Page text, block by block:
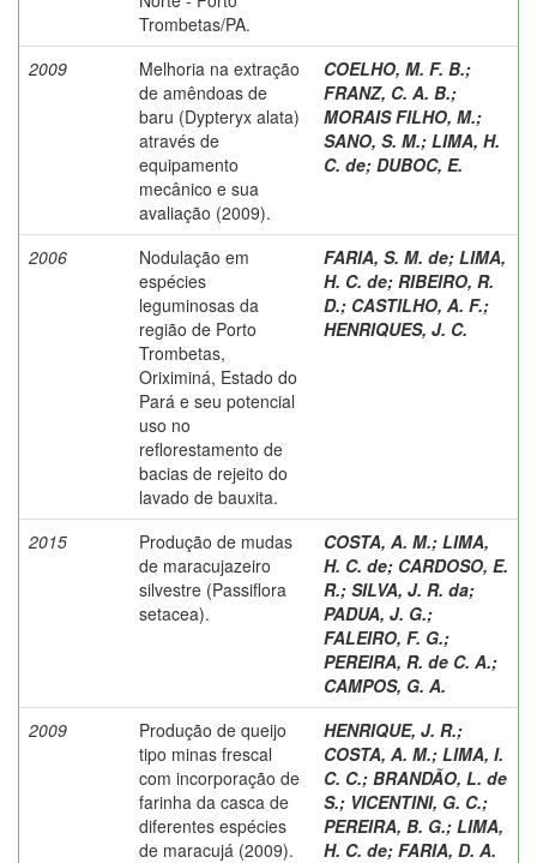
Trombetas/PA.
2009
Melhoria na extração
de amêndoas de
baru (Dypteryx alata)
através de
equipamento
mecânico e sua
avaliação (2009).
COELHO, M. F. B.;
FRANZ, C. A. B.;
MORAIS FILHO, M.;
SANO, S. M.; LIMA, H.
C. de; DUBOC, E.
2006
Nodulação em
espécies
leguminosas da
região de Porto
Trombetas,
Oriximiná, Estado do
Pará e seu potencial
uso no
reflorestamento de
bacias de rejeito do
lavado de bauxita.
FARIA, S. M. de; LIMA,
H. C. de; RIBEIRO, R.
D.; CASTILHO, A. F.;
HENRIQUES, J. C.
2015
Produção de mudas
de maracujazeiro
silvestre (Passiflora
setacea).
COSTA, A. M.; LIMA,
H. C. de; CARDOSO, E.
R.; SILVA, J. R. da;
PADUA, J. G.;
FALEIRO, F. G.;
PEREIRA, R. de C. A.;
CAMPOS, G. A.
2009
Produção de queijo
tipo minas frescal
com incorporação de
farinha da casca de
diferentes espécies
de maracujá (2009).
HENRIQUE, J. R.;
COSTA, A. M.; LIMA, I.
C. C.; BRANDÃO, L. de
S.; VICENTINI, G. C.;
PEREIRA, B. G.; LIMA,
H. C. de; FARIA, D. A.